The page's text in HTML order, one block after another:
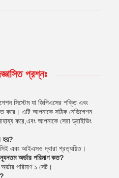
প্রশ্নঃ
সিস্টেম যা জিপিএসের শক্তি এবং
করে। এটি আপনাকে সঠিক নেভিগেশন
করে,এবং আপনাকে সেরা ড্রাইভিং
হয়?
সিই এবং আইএসও দ্বারা প্রত্যয়িত।
অর্ডার পরিমাণ কত?
পরিমাণ ১ সেট।